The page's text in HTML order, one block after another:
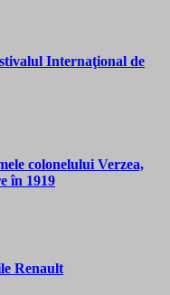
Internaţional de
colonelului Verzea,
în 1919
Renault